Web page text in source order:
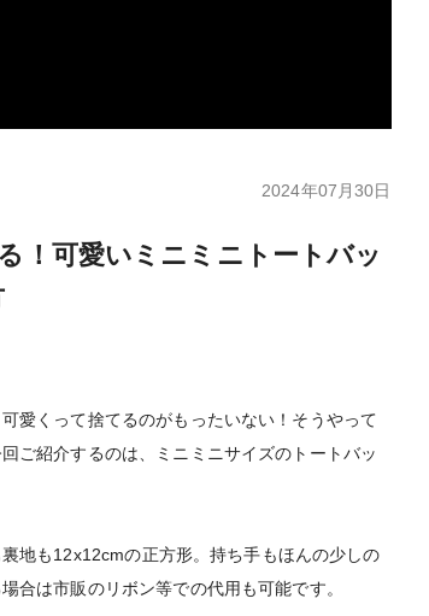
2024年07月30日
！可愛いミニミニトートバッ
愛くって捨てるのがもったいない！そうやって
ご紹介するのは、ミニミニサイズのトートバッ
地も12x12cmの正方形。持ち手もほんの少しの
合は市販のリボン等での代用も可能です。